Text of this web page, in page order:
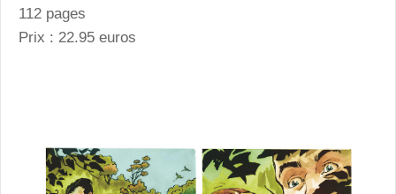
112 pages
Prix : 22.95 euros